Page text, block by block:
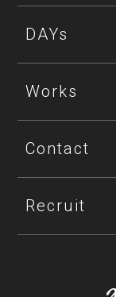
DAYs
Works
Contact
Recruit